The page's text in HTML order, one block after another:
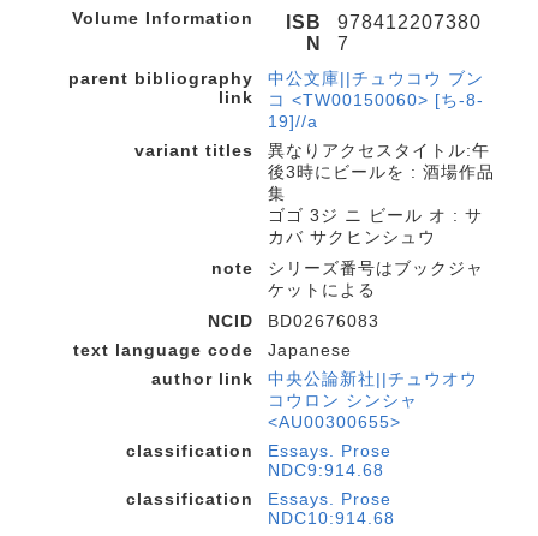
Volume Information
ISB
N
978412207380
7
parent bibliography
link
中公文庫||チュウコウ ブン
コ <TW00150060> [ち-8-
19]//a
variant titles
異なりアクセスタイトル:午
後3時にビールを : 酒場作品
集
ゴゴ 3ジ ニ ビール オ : サ
カバ サクヒンシュウ
note
シリーズ番号はブックジャ
ケットによる
NCID
BD02676083
text language code
Japanese
author link
中央公論新社||チュウオウ
コウロン シンシャ
<AU00300655>
classification
Essays. Prose
NDC9:914.68
classification
Essays. Prose
NDC10:914.68